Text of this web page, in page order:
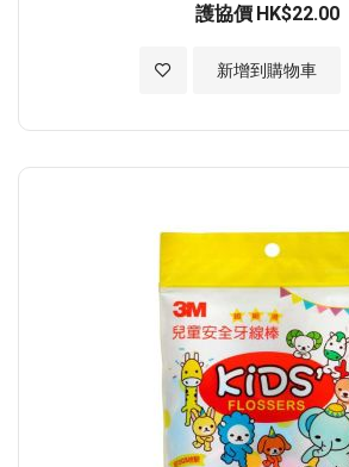
護協價 HK$22.00
新增到購物車
加入至願望清單